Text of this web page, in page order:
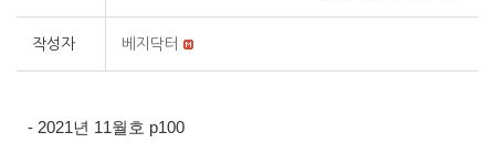
작성자 베지닥터
- 2021년 11월호 p100